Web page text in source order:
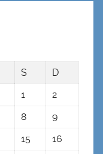
S
D
1
2
8
9
15 16